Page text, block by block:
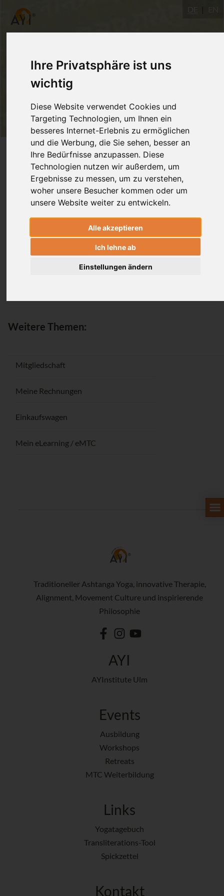
Ihre Privatsphäre ist uns
wichtig
Diese Website verwendet Cookies und
Targeting Technologien, um Ihnen ein
besseres Internet-Erlebnis zu ermöglichen
und die Werbung, die Sie sehen, besser an
Ihre Bedürfnisse anzupassen. Diese
Technologien nutzen wir außerdem, um
Ergebnisse zu messen, um zu verstehen,
woher unsere Besucher kommen oder um
unsere Website weiter zu entwickeln.
Alle akzeptieren
Ich lehne ab
Einstellungen ändern
Login
Passwort vergessen / Registrieren
Weitere Themen:
Mitgliedschaft
Meine Rechnungen
Einkaufswagen
Mein eLearning / eMTC
Traditioneller Ashtanga Yoga, innovative Therapie,
Alignment, Movement Culture und inspirierende
Philosophie
AYI
AYInstitute Ulm
Events
Ausbildung
Workshops
Retreats
MTC Weiterbildung
Links
Yogatagebuch
Transliterations-Tool
Spickzettel
Kontakt